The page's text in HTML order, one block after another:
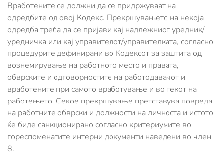
Вработените се должни да се придржуваат на
одредбите од овој Кодекс. Прекршувањето на некоја
одредба треба да се пријави кај надлежниот уредник/
уредничка или кај управителот/управителката, согласно
процедурите дефинирани во Кодексот за заштита од
вознемирување на работното место и правата,
обврските и одговорностите на работодавачот и
вработените при самото вработување и во текот на
работењето. Секое прекршување претставува повреда
на работните обврски и должности на личноста и истото
ќе биде санкционирано согласно критериумите во
гореспоменатите интерни документи наведени во член
8.